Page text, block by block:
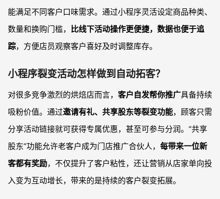
能满足不同客户口味需求。通过小程序灵活设定商品种类、
数量和换购门槛， 比线下活动操作更便捷，数据也便于追
踪，方便店员观察客户喜好及时调整库存。
小程序裂变活动怎样做到自动拓客？
对很多竞争激烈的烘焙店而言， 客户自发帮你推广具备持续
吸粉价值。通过邀请有礼、共享股东等裂变功能，顾客只需
分享活动链接就可获得专属优惠，甚至可参与分润。“共享
股东”功能允许老客户成为门店推广合伙人， 每带来一位新
客都有奖励，不仅提升了客户粘性，还让营销从店家单向投
入变为互动增长，带来的是持续的客户裂变拓展。